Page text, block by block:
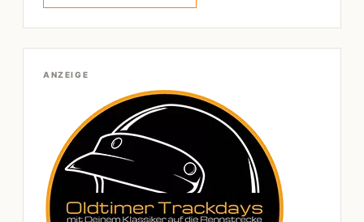
ANZEIGE